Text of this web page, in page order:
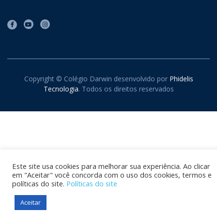
Copyright © Colégio Darwin desenvolvido por Phidelis
Tecnologia. Todos os direitos reservados
Este site usa cookies para melhorar sua experiência. Ao clicar
em "Aceitar" você concorda com o uso dos cookies, termos e
políticas do site. Políticas do site
Aceitar